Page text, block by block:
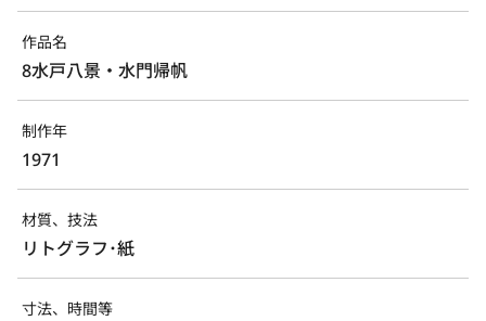
作品名
8水戸八景・水門帰帆
制作年
1971
材質、技法
リトグラフ･紙
寸法、時間等